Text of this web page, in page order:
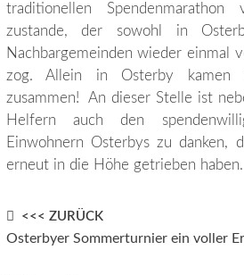
traditionellen
zustande, der sowohl in
Nachbargemeinden wieder einmal
zog. Allein in Osterby kamen
zusammen! An dieser Stelle ist
Helfern auch den
Einwohnern Osterbys zu danken,
erneut in die Höhe getrieben haben.
Post
navigation
<<< ZURÜCK
Osterbyer Sommerturnier ein voller